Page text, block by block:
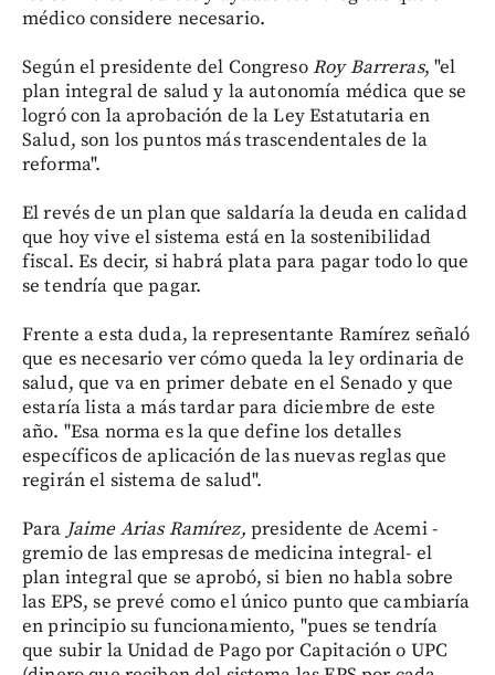
médico considere necesario.
Según el presidente del CongresoRoy Barreras, "el
plan integral de salud y la autonomía médica que se
logró con la aprobación de la Ley Estatutaria en
Salud, son los puntos más trascendentales de la
reforma".
El revés de un plan que saldaría la deuda en calidad
que hoy vive el sistema está en la sostenibilidad
fiscal. Es decir, si habrá plata para pagar todo lo que
se tendría que pagar.
Frente a esta duda, la representante Ramírez señaló
que es necesario ver cómo queda la ley ordinaria de
salud, que va en primer debate en el Senado y que
estaría lista a más tardar para diciembre de este
año. "Esa norma es la que define los detalles
específicos de aplicación de las nuevas reglas que
regirán el sistema de salud".
Para Jaime Arias Ramírez, presidente de Acemi -
gremio de las empresas de medicina integral- el
plan integral que se aprobó, si bien no habla sobre
las EPS, se prevé como el único punto que cambiaría
en principio su funcionamiento, "pues se tendría
que subir la Unidad de Pago por Capitación o UPC